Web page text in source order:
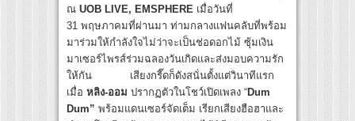
ณ UOB LIVE, EMSPHERE เมื่อวันที่
31 พฤษภาคมที่ผ่านมา ท่ามกลางแฟนคลับที่พร้อม
มาร่วมให้กำลังใจไม่ว่าจะเป็นช่อดอกไม้ ซุ้มเงิน
มาเซอร์ไพรส์ร่วมฉลองวันเกิดและส่งมอบความรัก
ให้กัน เสียงกรี๊ดก็ดังสนั่นตั้งแต่วินาทีแรก
เมื่อ หลิง-ออม ปรากฏตัวในโชว์เปิดเพลง “Dum
Dum” พร้อมแดนเซอร์จัดเต็ม เรียกเสียงฮือฮาและ